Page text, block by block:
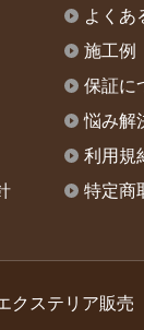
よくあ
施工例
保証に
悩み解
利用規
特定商
クステリア販売